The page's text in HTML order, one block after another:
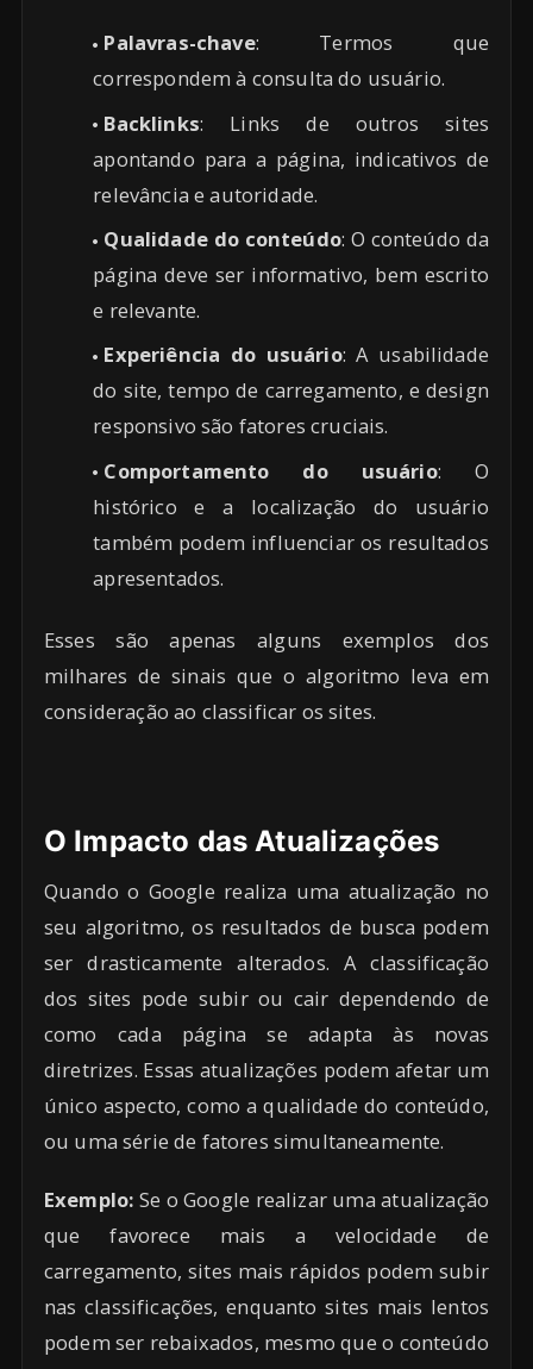
Palavras-chave: Termos que
correspondem à consulta do usuário.
Backlinks: Links de outros sites
apontando para a página, indicativos de
relevância e autoridade.
Qualidade do conteúdo: O conteúdo da
página deve ser informativo, bem escrito
e relevante.
Experiência do usuário: A usabilidade
do site, tempo de carregamento, e design
responsivo são fatores cruciais.
Comportamento do usuário: O
histórico e a localização do usuário
também podem influenciar os resultados
apresentados.
Esses são apenas alguns exemplos dos
milhares de sinais que o algoritmo leva em
consideração ao classificar os sites.
O Impacto das Atualizações
Quando o Google realiza uma atualização no
seu algoritmo, os resultados de busca podem
ser drasticamente alterados. A classificação
dos sites pode subir ou cair dependendo de
como cada página se adapta às novas
diretrizes. Essas atualizações podem afetar um
único aspecto, como a qualidade do conteúdo,
ou uma série de fatores simultaneamente.
Exemplo: Se o Google realizar uma atualização
que favorece mais a velocidade de
carregamento, sites mais rápidos podem subir
nas classificações, enquanto sites mais lentos
podem ser rebaixados, mesmo que o conteúdo